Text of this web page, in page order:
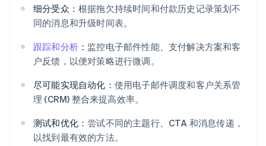
细分受众： 根据拖欠持续时间和付款历史记录策划不
同的消息和升级时间表。
跟踪和分析 ： 监控电子邮件性能、支付解决方案和客
户反馈，以便对策略进行微调。
尽可能实现自动化： 使用电子邮件调度和客户关系管
理 (CRM) 整合来提高效率。
测试和优化：尝试不同的主题行、CTA 和消息传递，
以找到最有效的方法。